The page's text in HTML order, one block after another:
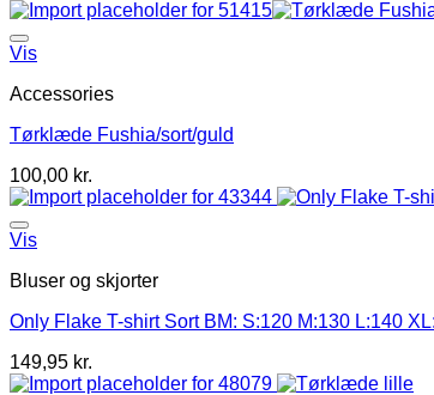
Vis
Accessories
Tørklæde Fushia/sort/guld
100,00 kr.
Vis
Bluser og skjorter
Only Flake T-shirt Sort BM: S:120 M:130 L:140
149,95 kr.